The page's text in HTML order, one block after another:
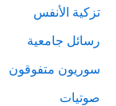
تزكية الأنفس
رسائل جامعية
سوريون متفوقون
صوتيات